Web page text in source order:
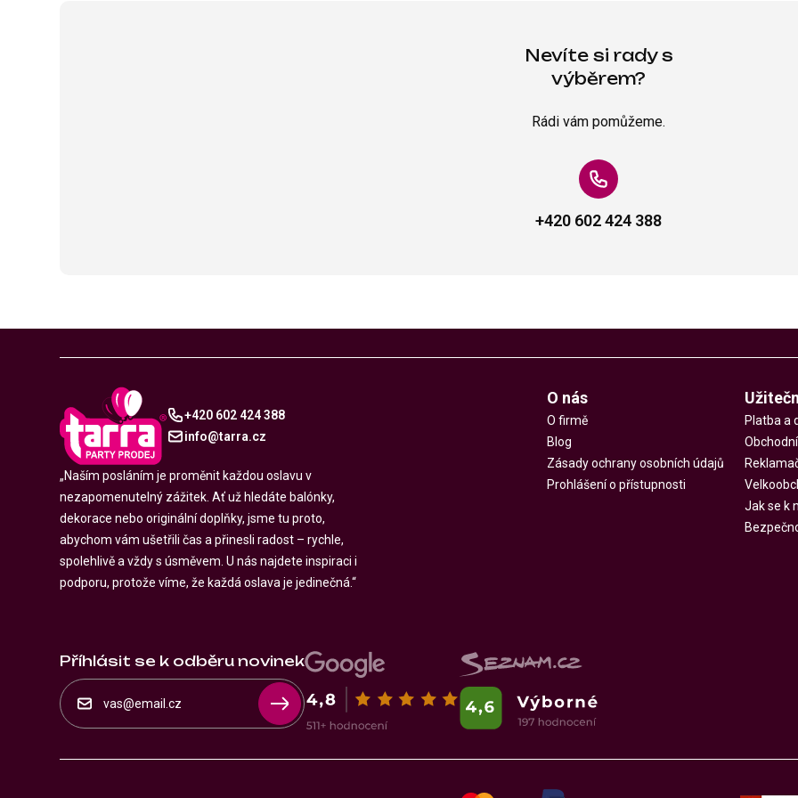
Nevíte si rady s
výběrem?
Rádi vám pomůžeme.
+420 602 424 388
+420 602 424 388
info@tarra.cz
„Naším posláním je proměnit každou oslavu v
nezapomenutelný zážitek. Ať už hledáte balónky,
dekorace nebo originální doplňky, jsme tu proto,
abychom vám ušetřili čas a přinesli radost – rychle,
spolehlivě a vždy s úsměvem. U nás najdete inspiraci i
podporu, protože víme, že každá oslava je jedinečná.“
O nás
O firmě
Blog
Zásady ochrany osobních údajů
Prohlášení o přístupnosti
Platba a
Jak se k
Příhlásit se k odběru novinek